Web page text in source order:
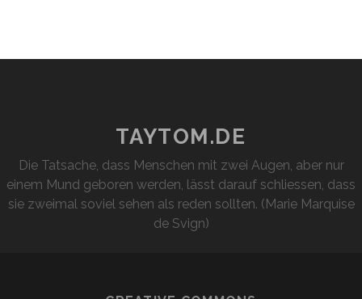
TAYTOM.DE
Die Tatsache, dass Menschen mit zwei Augen, aber nur
einem Mund geboren werden, lässt darauf schliessen, dass
sie zweimal soviel sehen als reden sollten. (Marie Marquise
de Svign)